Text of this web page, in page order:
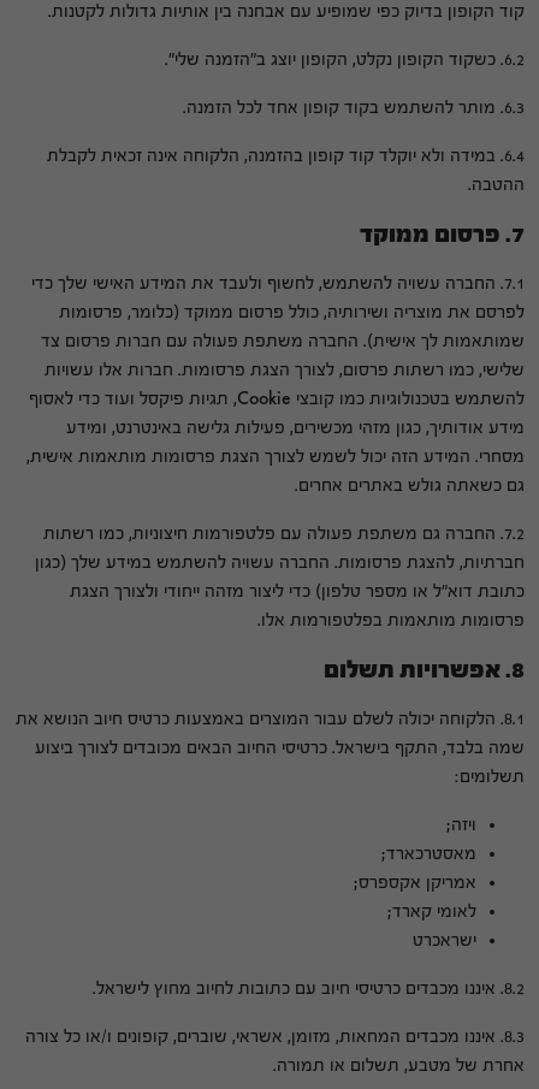
קוד הקופון בדיוק כפי שמופיע עם אבחנה בין אותיות גדולות לקטנות.
6.2. כשקוד הקופון נקלט, הקופון יוצג ב"הזמנה שלי".
6.3. מותר להשתמש בקוד קופון אחד לכל הזמנה.
6.4. במידה ולא יוקלד קוד קופון בהזמנה, הלקוחה אינה זכאית לקבלת
ההטבה.
7. פרסום ממוקד
7.1. החברה עשויה להשתמש, לחשוף ולעבד את המידע האישי שלך כדי
לפרסם את מוצריה ושירותיה, כולל פרסום ממוקד (כלומר, פרסומות
שמותאמות לך אישית). החברה משתפת פעולה עם חברות פרסום צד
שלישי, כמו רשתות פרסום, לצורך הצגת פרסומות. חברות אלו עשויות
להשתמש בטכנולוגיות כמו קובצי Cookie, תגיות פיקסל ועוד כדי לאסוף
מידע אודותיך, כגון מזהי מכשירים, פעילות גלישה באינטרנט, ומידע
מסחרי. המידע הזה יכול לשמש לצורך הצגת פרסומות מותאמות אישית,
גם כשאתה גולש באתרים אחרים.
7.2. החברה גם משתפת פעולה עם פלטפורמות חיצוניות, כמו רשתות
חברתיות, להצגת פרסומות. החברה עשויה להשתמש במידע שלך (כגון
כתובת דוא"ל או מספר טלפון) כדי ליצור מזהה ייחודי ולצורך הצגת
פרסומות מותאמות בפלטפורמות אלו.
8. אפשרויות תשלום
8.1. הלקוחה יכולה לשלם עבור המוצרים באמצעות כרטיס חיוב הנושא את
שמה בלבד, התקף בישראל. כרטיסי החיוב הבאים מכובדים לצורך ביצוע
תשלומים:
ויזה;
מאסטרכארד;
אמריקן אקספרס;
לאומי קארד;
ישראכרט
8.2. איננו מכבדים כרטיסי חיוב עם כתובות לחיוב מחוץ לישראל.
8.3. איננו מכבדים המחאות, מזומן, אשראי, שוברים, קופונים ו/או כל צורה
אחרת של מטבע, תשלום או תמורה.